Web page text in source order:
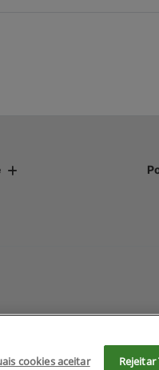
cookies aceitar Rejeitar